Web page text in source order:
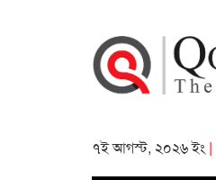
৭ই আগস্ট, ২০২৬ ইং |